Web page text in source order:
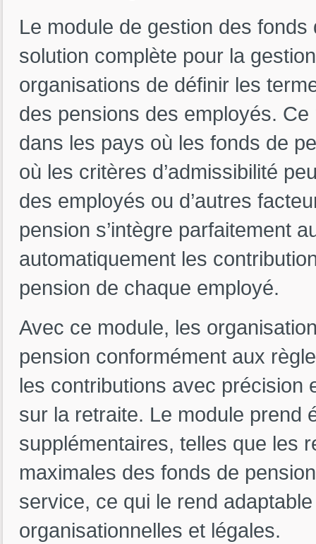
Le module de gestion des
solution complète pour la
organisations de définir les
des pensions des employés.
dans les pays où les fonds de
où les critères d’admissibilité
des employés ou d’autres
pension s’intègre parfaitement
automatiquement les
pension de chaque employé.
Avec ce module, les
pension conformément aux
les contributions avec précision
sur la retraite. Le module prend
supplémentaires, telles que les
maximales des fonds de
service, ce qui le rend
organisationnelles et légales.